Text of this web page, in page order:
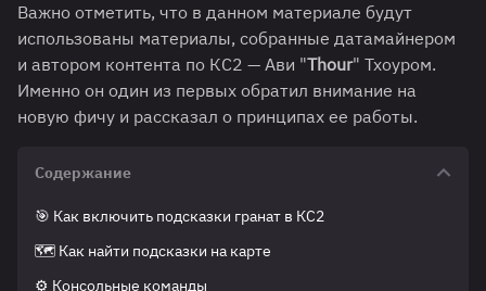
Важно отметить, что в данном материале будут
использованы материалы, собранные датамайнером
и автором контента по КС2 — Ави "Thour" Тхоуром.
Именно он один из первых обратил внимание на
новую фичу и рассказал о принципах ее работы.
Содержание
🎯 Как включить подсказки гранат в КС2
🗺️ Как найти подсказки на карте
⚙️ Консольные команды